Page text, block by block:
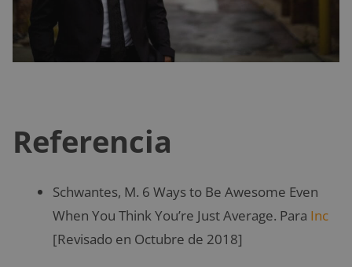
Referencia
Schwantes, M. 6 Ways to Be Awesome Even
When You Think You’re Just Average. Para Inc
[Revisado en Octubre de 2018]